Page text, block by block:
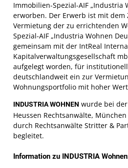
Immobilien-Spezial-AIF „Industria
erworben. Der Erwerb ist mit
Vermietung der zu errichtenden
Spezial-AIF „Industria Wohnen
gemeinsam mit der IntReal
Kapitalverwaltungsgesellschaft
aufgelegt worden, für
deutschlandweit ein zur
Wohnungsportfolio mit hoher
INDUSTRIA WOHNEN wurde bei
Heussen Rechtsanwälte,
durch Rechtsanwälte Stritter &
begleitet.
Information zu INDUSTRIA